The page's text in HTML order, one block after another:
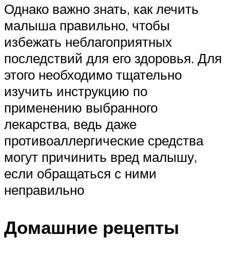
Однако важно знать, как лечить
малыша правильно, чтобы
избежать неблагоприятных
последствий для его здоровья. Для
этого необходимо тщательно
изучить инструкцию по
применению выбранного
лекарства, ведь даже
противоаллергические средства
могут причинить вред малышу,
если обращаться с ними
неправильно
Домашние рецепты